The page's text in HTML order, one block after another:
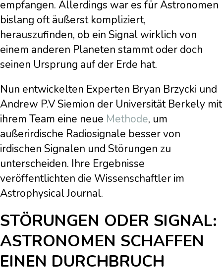
empfangen. Allerdings war es für Astronomen
bislang oft äußerst kompliziert,
herauszufinden, ob ein Signal wirklich von
einem anderen Planeten stammt oder doch
seinen Ursprung auf der Erde hat.
Nun entwickelten Experten Bryan Brzycki und
Andrew P.V Siemion der Universität Berkely mit
ihrem Team eine neue Methode, um
außerirdische Radiosignale besser von
irdischen Signalen und Störungen zu
unterscheiden. Ihre Ergebnisse
veröffentlichten die Wissenschaftler im
Astrophysical Journal.
STÖRUNGEN ODER SIGNAL:
ASTRONOMEN SCHAFFEN
EINEN DURCHBRUCH